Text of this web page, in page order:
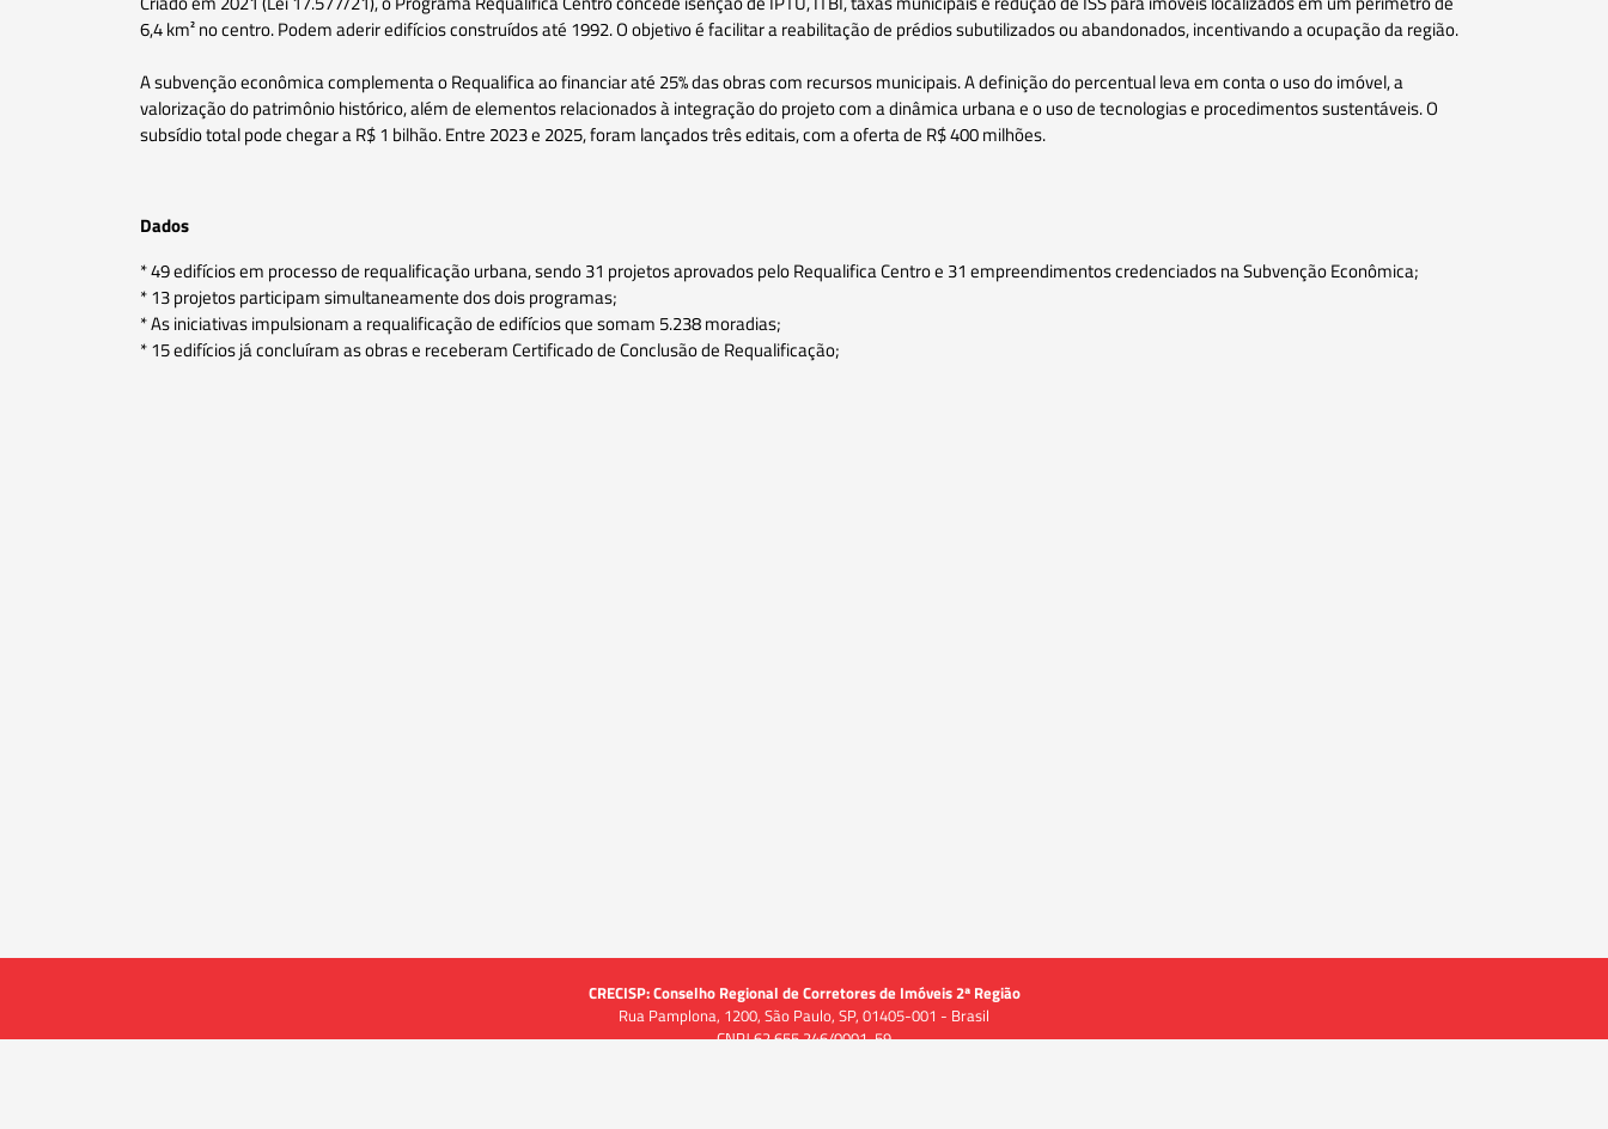
6,4 km² no centro. Podem aderir edifícios construídos até 1992. O objetivo é facilitar a reabilitação de prédios subutilizados ou abandonados, incentivando a ocupação da região.
A subvenção econômica complementa o Requalifica ao financiar até 25% das obras com recursos municipais. A definição do percentual leva em conta o uso do imóvel, a
valorização do patrimônio histórico, além de elementos relacionados à integração do projeto com a dinâmica urbana e o uso de tecnologias e procedimentos sustentáveis. O
subsídio total pode chegar a R$ 1 bilhão. Entre 2023 e 2025, foram lançados três editais, com a oferta de R$ 400 milhões.
Dados
* 49 edifícios em processo de requalificação urbana, sendo 31 projetos aprovados pelo Requalifica Centro e 31 empreendimentos credenciados na Subvenção Econômica;
* 13 projetos participam simultaneamente dos dois programas;
* As iniciativas impulsionam a requalificação de edifícios que somam 5.238 moradias;
* 15 edifícios já concluíram as obras e receberam Certificado de Conclusão de Requalificação;
CRECISP: Conselho Regional de Corretores de Imóveis 2ª Região
Rua Pamplona, 1200, São Paulo, SP, 01405-001 - Brasil
CNPJ 62.655.246/0001-59